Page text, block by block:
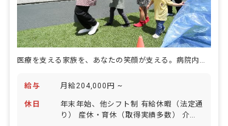
給与 月給204,000円 ~
休日
年末年始、他シフト制 有給休暇（法定通
り） 産休・育休（取得実績多数） 介護